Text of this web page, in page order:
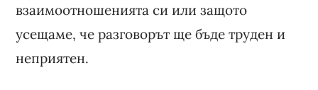
взаимоотношенията си или защото
усещаме, че разговорът ще бъде труден и
неприятен.